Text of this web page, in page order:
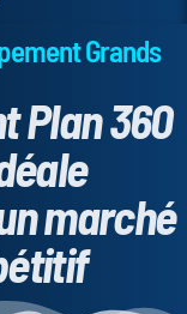
Grands
Plan 360
marché